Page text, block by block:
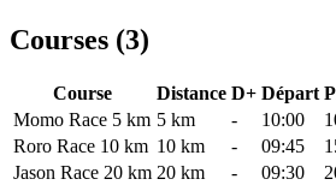
Courses (3)
Course Distance D+ Départ
Momo Race 5 km 5 km - 10:00
Roro Race 10 km 10 km - 09:45
Jason Race 20 km 20 km - 09:30